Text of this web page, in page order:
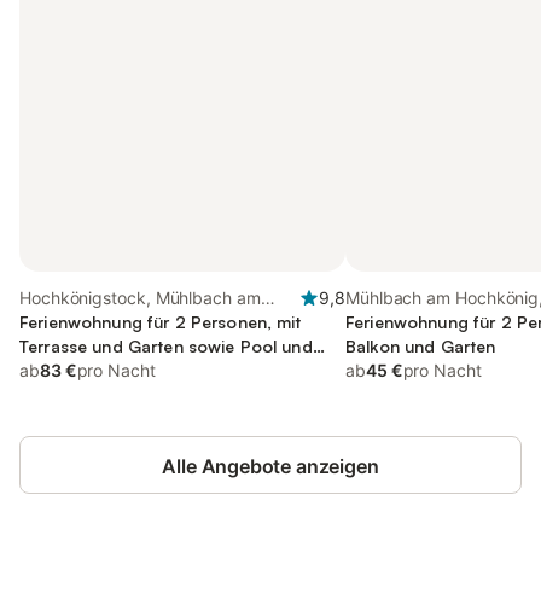
Hochkönigstock, Mühlbach am
Hochkönig
9,8
Ferienwohnung für 2 Personen, mit
Terrasse und Garten sowie Pool und
Sauna
ab83 €pro Nacht
Mühlbach am
Amadé
Ferienwohnung für 2
Balkon und Garten
ab45 €pro Nacht
Alle Angebote anzeigen